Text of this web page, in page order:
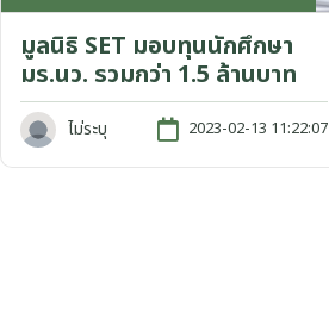
มูลนิธิ SET มอบทุนนักศึกษา
มร.นว. รวมกว่า 1.5 ล้านบาท
ไม่ระบุ 2023-02-13 11:22:07